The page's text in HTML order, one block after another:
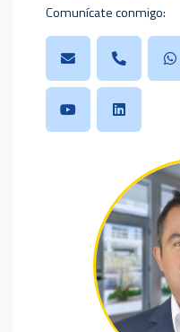
Comunícate conmigo: